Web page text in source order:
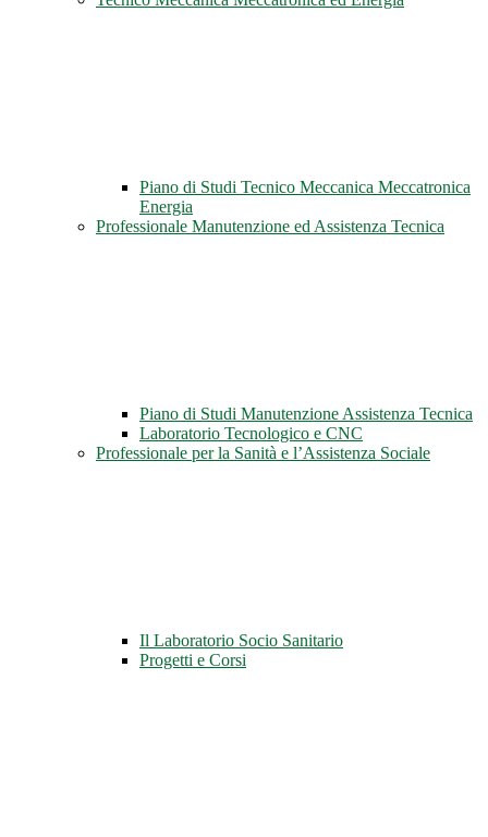
Piano di Studi Tecnico Meccanica Meccatronica
Energia
Professionale Manutenzione ed Assistenza Tecnica
Piano di Studi Manutenzione Assistenza Tecnica
Laboratorio Tecnologico e CNC
Professionale per la Sanità e l’Assistenza Sociale
Il Laboratorio Socio Sanitario
Progetti e Corsi